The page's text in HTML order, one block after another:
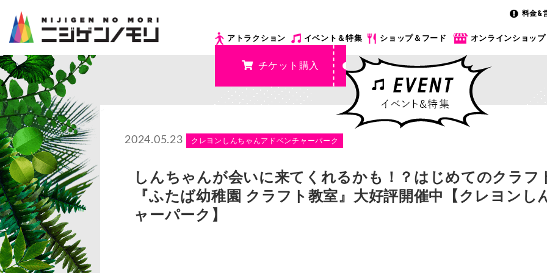
料金&
アトラクション イベント＆特集 ショップ＆フード オンラインショップ
チケット購入
2024.05.23 クレヨンしんちゃんアドベンチャーパーク
しんちゃんが会いに来てくれるかも！？はじめてのクラフ
『ふたば幼稚園 クラフト教室』大好評開催中【クレヨン
ャーパーク】